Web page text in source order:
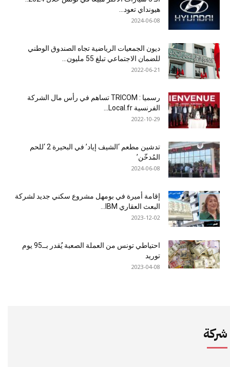
هيونداي تعود...
2024-06-08
ديون الجمعيات الرياضية تجاه الصندوق الوطني
للضمان الاجتماعي تبلغ 55 مليون...
2022-06-21
رسميا : TRICOM تساهم في رأس مال الشركة
الفرنسية Local.fr...
2022-10-29
تدشين مطعم ‘الشيف إياد’ في البحيرة 2 ‘للحم
المُدخّن’
2024-06-08
إقامة أميرة في بومهل مشروع سكني جديد لشركة
البعث العقاري IBM...
2023-12-02
احتياطي تونس من العملة الصعبة يُقدر بــ95 يوم
توريد
2023-04-08
شركة